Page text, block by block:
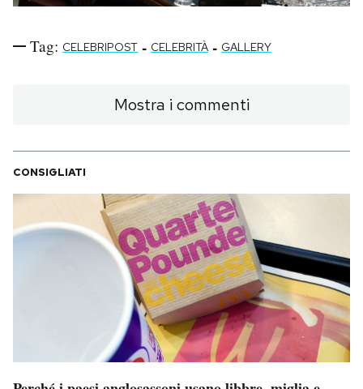
Tag: CELEBRIPOST - CELEBRITÀ - GALLERY
Mostra i commenti
CONSIGLIATI